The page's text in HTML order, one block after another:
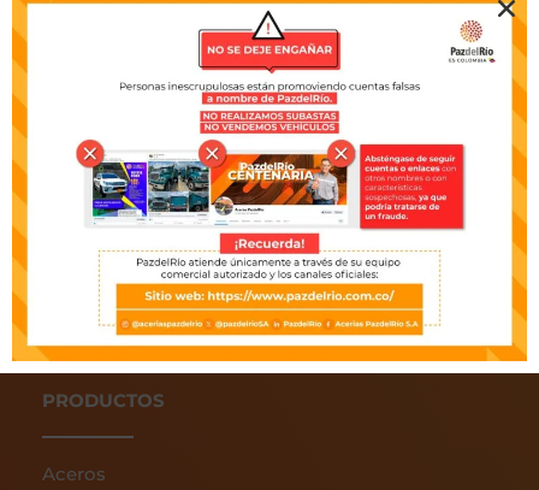
ACERCA DE NOSOTROS
¿Quiénes somos?
Línea ética
Gobierno corporativo
Sala de prensa
Certificaciones
PRODUCTOS
Aceros